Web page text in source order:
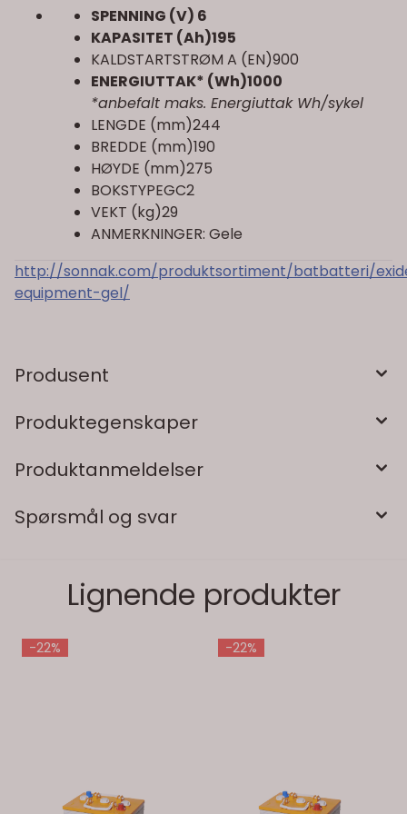
SPENNING (V) 6
KAPASITET (Ah)195
KALDSTARTSTRØM A (EN)900
ENERGIUTTAK* (Wh)1000
*anbefalt maks. Energiuttak Wh/sykel
LENGDE (mm)244
BREDDE (mm)190
HØYDE (mm)275
BOKSTYPEGC2
VEKT (kg)29
ANMERKNINGER: Gele
http://sonnak.com/produktsortiment/batbatteri/
equipment-gel/
Produsent
Produktegenskaper
Produktanmeldelser
Spørsmål og svar
Lignende produkter
-22% -22%